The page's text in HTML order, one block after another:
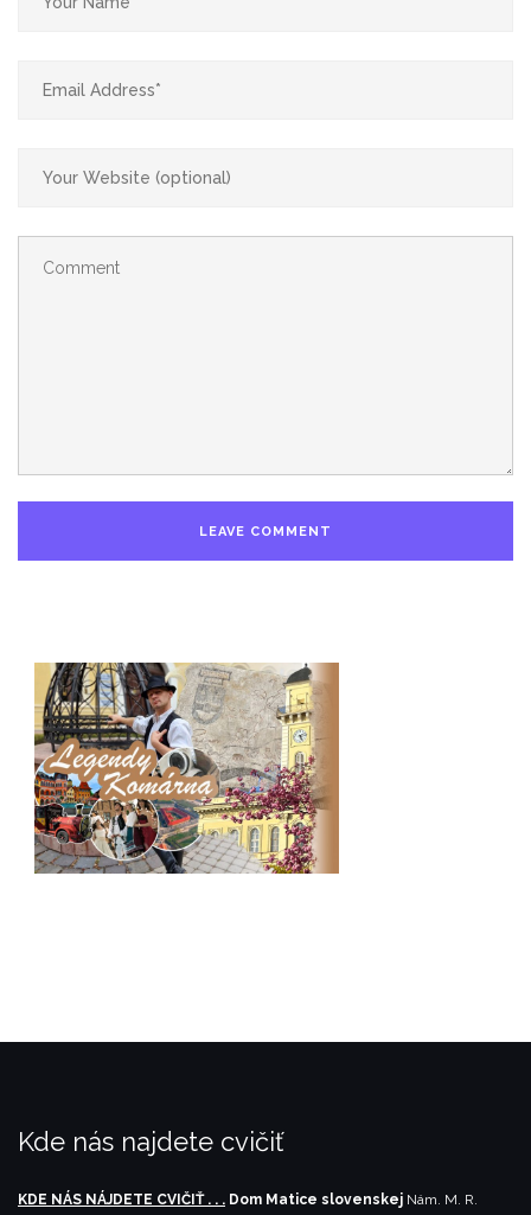
Kde nás najdete cvičiť
KDE NÁS NÁJDETE CVIČIŤ . . . Dom Matice slovenskej Nám. M. R.